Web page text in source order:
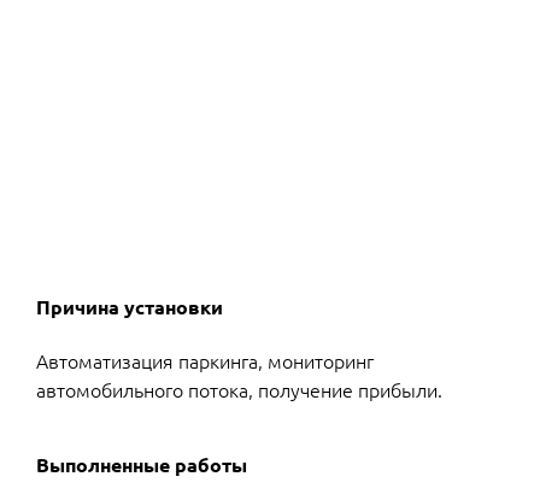
Причина установки
Автоматизация паркинга, мониторинг
автомобильного потока, получение прибыли.
Выполненные работы